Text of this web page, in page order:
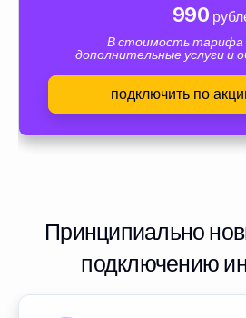
990
В стоимость тарифа
дополнительные услуги и
подключить по
Принципиально
подключению